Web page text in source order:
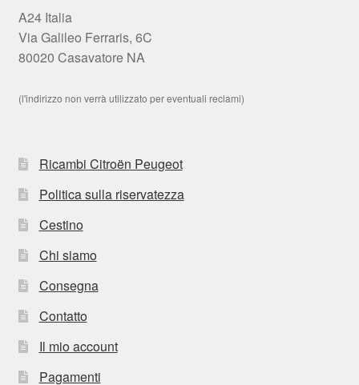
A24 Italia
Via Galileo Ferraris, 6C
80020 Casavatore NA
(l'indirizzo non verrà utilizzato per eventuali reclami)
Ricambi Citroën Peugeot
Politica sulla riservatezza
Cestino
Chi siamo
Consegna
Contatto
Il mio account
Pagamenti